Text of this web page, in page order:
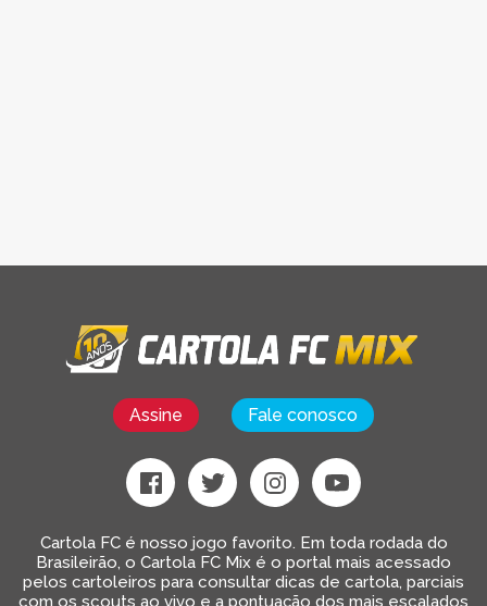
Assine Fale conosco
Cartola FC é nosso jogo favorito. Em toda rodada do
Brasileirão, o Cartola FC Mix é o portal mais acessado
pelos cartoleiros para consultar dicas de cartola, parciais
com os scouts ao vivo e a pontuação dos mais escalados